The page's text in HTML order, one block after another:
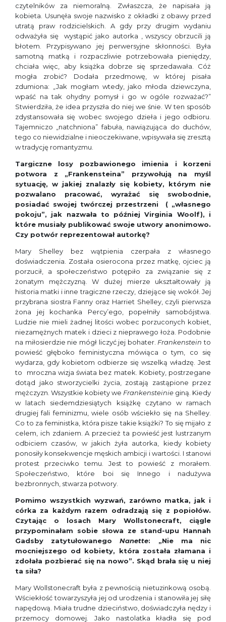
czytelników za niemoralną. Zwłaszcza, że napisała ją
kobieta. Usunęła swoje nazwisko z okładki z obawy przed
utratą praw rodzicielskich. A gdy przy drugim wydaniu
odważyła się wystąpić jako autorka , wszyscy obrzucili ją
błotem. Przypisywano jej perwersyjne skłonności. Była
samotną matką i rozpaczliwie potrzebowała pieniędzy,
chciała więc, aby książka dobrze się sprzedawała. Cóż
mogła zrobić? Dodała przedmowę, w której pisała
zdumiona: „Jak mogłam wtedy, jako młoda dziewczyna,
wpaść na tak ohydny pomysł i go w ogóle rozważać?”
Stwierdziła, że idea przyszła do niej we śnie. W ten sposób
zdystansowała się wobec swojego dzieła i jego odbioru.
Tajemniczo „natchniona” fabuła, nawiązująca do duchów,
tego co niewidzialne i nieoczekiwane, wpisywała się zresztą
w tradycję romantyzmu.
Targiczne losy pozbawionego imienia i korzeni
potwora z „Frankensteina” przywołują na myśl
sytuację, w jakiej znalazły się kobiety, którym nie
pozwalano pracować, wyrażać się swobodnie,
posiadać swojej twórczej przestrzeni ( „własnego
pokoju”, jak nazwała to później Virginia Woolf), i
które musiały publikować swoje utwory anonimowo.
Czy potwór reprezentował autorkę?
Mary Shelley bez wątpienia czerpała z własnego
doświadczenia. Została osierocona przez matkę, ojciec ją
porzucił, a społeczeństwo potępiło za związanie się z
żonatym mężczyzną. W dużej mierze ukształtowały ją
historia matki i inne tragiczne rzeczy, dziejące się wokół. Jej
przybrana siostra Fanny oraz Harriet Shelley, czyli pierwsza
żona jej kochanka Percy’ego, popełniły samobójstwa.
Ludzie nie mieli żadnej litości wobec porzuconych kobiet,
niezamężnych matek i dzieci z nieprawego łoża. Podobnie
na miłosierdzie nie mógł liczyć jej bohater. Frankensteinto
powieść głęboko feministyczna mówiąca o tym, co się
wydarza, gdy kobietom odbierze się wszelką władzę. Jest
to mroczna wizja świata bez matek. Kobiety, postrzegane
dotąd jako stworzycielki życia, zostają zastąpione przez
mężczyzn. Wszystkie kobiety we Frankensteinie giną. Kiedy
w latach siedemdziesiątych książkę czytano w ramach
drugiej fali feminizmu, wiele osób wściekło się na Shelley.
Co to za feministka, która pisze takie książki? To się mijało z
celem, ich zdaniem. A przecież ta powieść jest lustrzanym
odbiciem czasów, w jakich żyła autorka, kiedy kobiety
ponosiły konsekwencje męskich ambicji i wartości. I stanowi
protest przeciwko temu. Jest to powieść z morałem.
Społeczeństwo, które boi się Innego i nadużywa
bezbronnych, stwarza potwory.
Pomimo wszystkich wyzwań, zarówno matka, jak i
córka za każdym razem odradzają się z popiołów.
Czytając o losach Mary Wollstonecraft, ciągle
przypominałam sobie słowa ze stand-upu Hannah
Gadsby zatytułowanegoNanette: „Nie ma nic
mocniejszego od kobiety, która została złamana i
zdołała pozbierać się na nowo”. Skąd brała się u niej
ta siła?
Mary Wollstonecraft była z pewnością nietuzinkową osobą.
Wściekłość towarzyszyła jej od urodzenia i stanowiła jej siłę
napędową. Miała trudne dzieciństwo, doświadczyła nędzy i
przemocy domowej. Jako nastolatka kładła się pod